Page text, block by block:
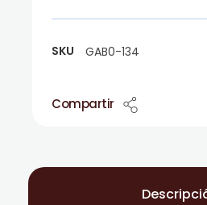
Compartir
SKU GAB0-134